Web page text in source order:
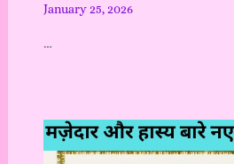
January 25, 2026
…